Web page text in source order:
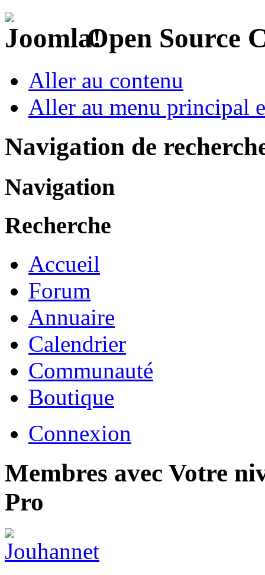
Open Source
Aller au contenu
Aller au menu principal
Navigation de
Navigation
Recherche
Accueil
Forum
Annuaire
Calendrier
Communauté
Boutique
Connexion
Membres avec Votre
Pro